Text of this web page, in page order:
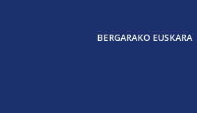
BERGARAKO EUSKARA